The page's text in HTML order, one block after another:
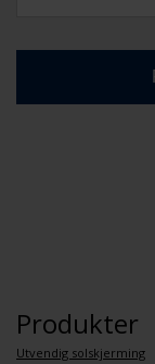
Produkter
Utvendig solskjerming